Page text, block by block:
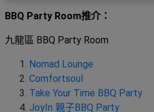
訂
禮
物
場
拖
企
業/
公
司
活
需
知
軟
件
夾
時
間
處
#
日
BBQ Party Room推介：
九龍區 BBQ Party Room
Nomad Lounge
Comfortsoul
Take Your Time BBQ Party
JoyIn 親子BBQ Party